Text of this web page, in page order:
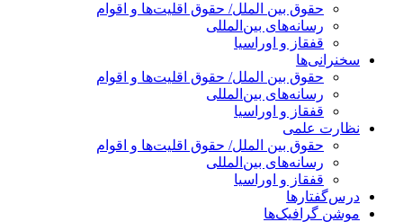
حقوق بین الملل/ حقوق اقلیت‌ها و اقوام
رسانه‌های بین‌المللی
قفقاز و اوراسیا
سخنرانی‌ها
حقوق بین الملل/ حقوق اقلیت‌ها و اقوام
رسانه‌های بین‌المللی
قفقاز و اوراسیا
نظارت علمی
حقوق بین الملل/ حقوق اقلیت‌ها و اقوام
رسانه‌های بین‌المللی
قفقاز و اوراسیا
درس‌گفتارها
موشن گرافیک‌ها